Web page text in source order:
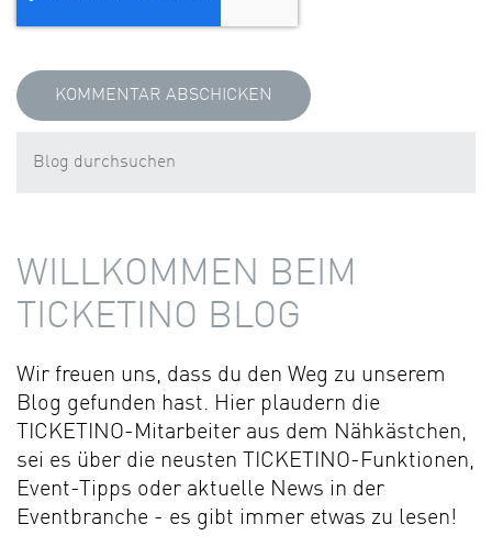
WILLKOMMEN BEIM
TICKETINO BLOG
Wir freuen uns, dass du den Weg zu unserem
Blog gefunden hast. Hier plaudern die
TICKETINO-Mitarbeiter aus dem Nähkästchen,
sei es über die neusten TICKETINO-Funktionen,
Event-Tipps oder aktuelle News in der
Eventbranche - es gibt immer etwas zu lesen!